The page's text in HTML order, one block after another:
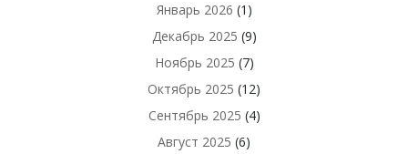
Январь 2026 (1)
Декабрь 2025 (9)
Ноябрь 2025 (7)
Октябрь 2025 (12)
Сентябрь 2025 (4)
Август 2025 (6)